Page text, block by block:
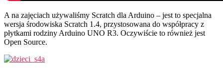
A na zajęciach używaliśmy Scratch dla Arduino – jest to specjalna
wersja środowiska Scratch 1.4, przystosowana do współpracy z
płytkami rodziny Arduino UNO R3. Oczywiście to również jest
Open Source.